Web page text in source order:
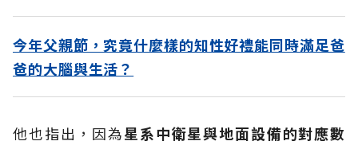
今年父親節，究竟什麼樣的知性好禮能同時滿足爸
爸的大腦與生活？
他也指出，因為星系中衛星與地面設備的對應數